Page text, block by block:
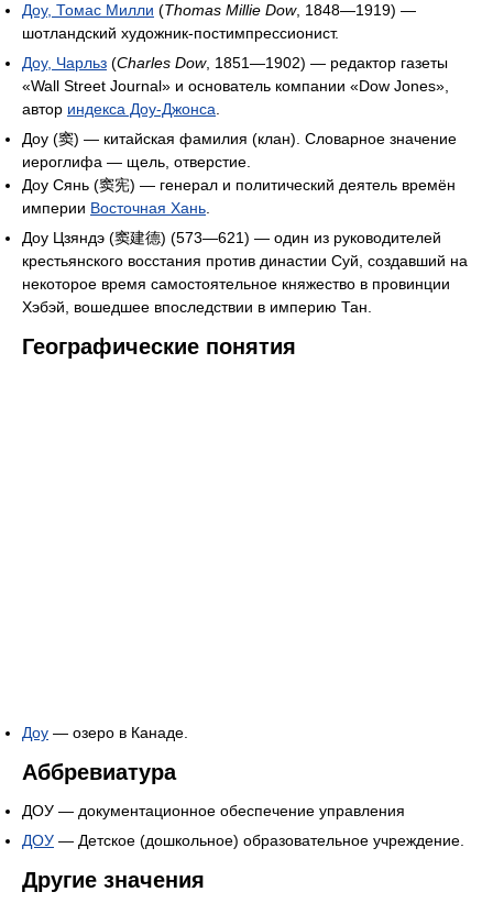
Доу, Томас Милли (Thomas Millie Dow, 1848—1919) —
шотландский художник-постимпрессионист.
Доу, Чарльз (Charles Dow, 1851—1902) — редактор газеты
«Wall Street Journal» и основатель компании «Dow Jones»,
автор индекса Доу-Джонса
Доу (窦) — китайская фамилия (клан). Словарное значение
иероглифа — щель, отверстие.
Доу Сянь (窦宪) — генерал и политический деятель времён
империи Восточная Хань
Доу Цзяндэ (窦建德) (573—621) — один из руководителей
крестьянского восстания против династии Суй, создавший на
некоторое время самостоятельное княжество в провинции
Хэбэй, вошедшее впоследствии в империю Тан.
Географические понятия
Доу — озеро в Канаде.
Аббревиатура
ДОУ — документационное обеспечение управления
ДОУ — Детское (дошкольное) образовательное учреждение.
Другие значения